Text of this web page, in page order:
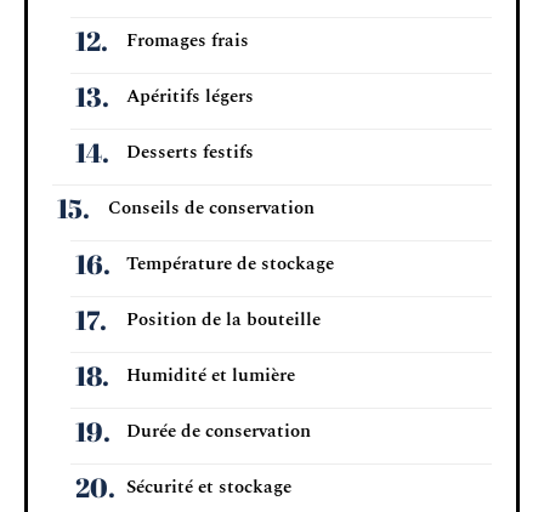
Fromages frais
Apéritifs légers
Desserts festifs
Conseils de conservation
Température de stockage
Position de la bouteille
Humidité et lumière
Durée de conservation
Sécurité et stockage